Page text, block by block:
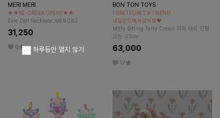
MERI MERI
★★RE-ORDER OPEN!!★★
Evie Doll Necklace_ME6082
31,250
5
BON TON TOYS
FORETFORET X FRIEND
네덜란드에서왔어요♥
Miffy Sitting Terry Cream 미피 테리 인형
크림-33cm
63,000
17
하루동안 열지 않기